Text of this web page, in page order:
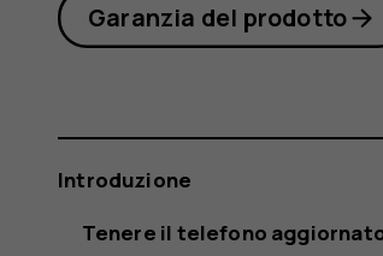
Garanzia del prodotto
Introduzione
Tenere il telefono